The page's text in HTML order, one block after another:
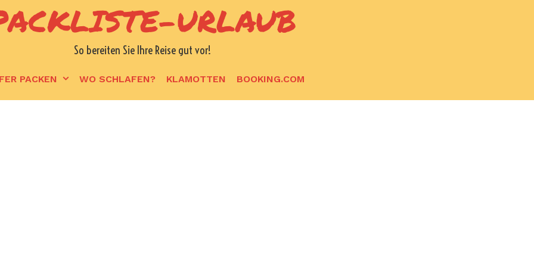
URLAUB
So bereiten Sie Ihre Reise gut vor!
PACKEN WO SCHLAFEN? KLAMOTTEN BOOKING.COM